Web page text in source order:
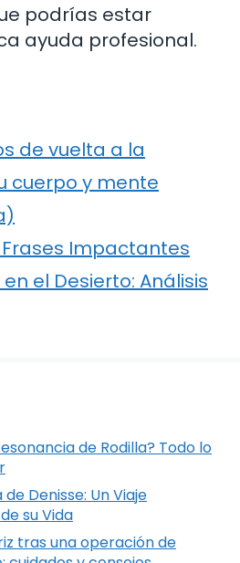
podrías estar
ayuda profesional.
de vuelta a la
cuerpo y mente
Frases Impactantes
el Desierto: Análisis
de Rodilla? Todo lo
Denisse: Un Viaje
su Vida
tras una operación de